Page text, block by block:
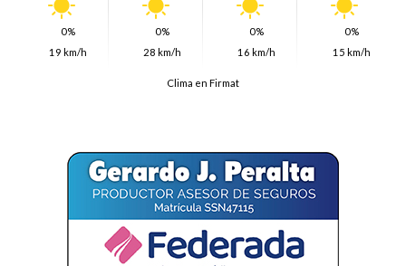
0%
19 km/h
0%
28 km/h
0%
16 km/h
0%
15 km/h
Clima en Firmat